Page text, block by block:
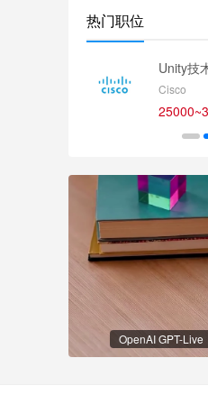
热门职位
Unity技
Cisco
OpenAI GPT-Live